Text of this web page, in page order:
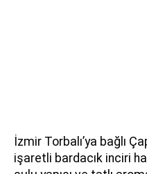
İzmir Torbalı’ya bağlı
işaretli bardacık inciri